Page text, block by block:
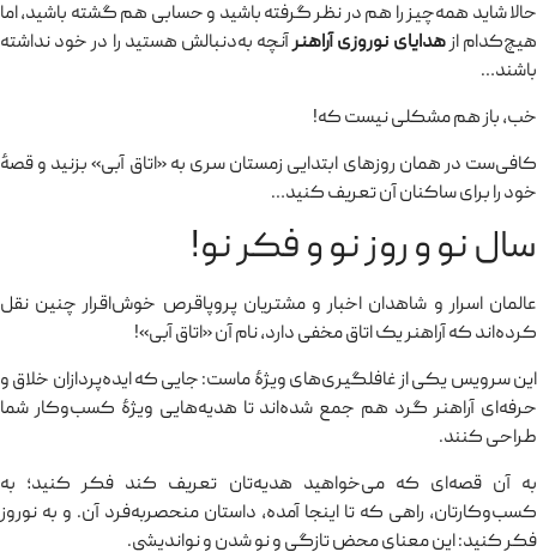
حالا شاید همه‌چیز را هم در نظر گرفته باشید و حسابی هم گشته باشید، اما
هیچ‌کدام ازهدایای نوروزی آراهنرآنچه به‌دنبالش هستید را در خود نداشته
باشند…
خب، باز هم مشکلی نیست که!
کافی‌ست در همان روزهای ابتدایی زمستان سری به «اتاق آبی» بزنید و قصهٔ
خود را برای ساکنان آن تعریف کنید…
سال نو و روز نو و فکر نو!
عالمان اسرار و شاهدان اخبار و مشتریان پروپاقرص خوش‌اقرار چنین نقل
کرده‌اند که آراهنر یک اتاق مخفی دارد، نام آن «اتاق آبی»!
این سرویس یکی از غافلگیری‌های ویژهٔ ماست: جایی که ایده‌پردازان خلاق و
حرفه‌ای آراهنر گرد هم جمع شده‌اند تا هدیه‌هایی ویژهٔ کسب‌وکار شما
طراحی کنند.
به آن قصه‌ای که می‌خواهید هدیه‌تان تعریف کند فکر کنید؛ به
کسب‌وکارتان، راهی که تا اینجا آمده، داستان منحصربه‌فرد آن. و به نوروز
فکر کنید: این معنای محض تازگی و نو شدن و نواندیشی.